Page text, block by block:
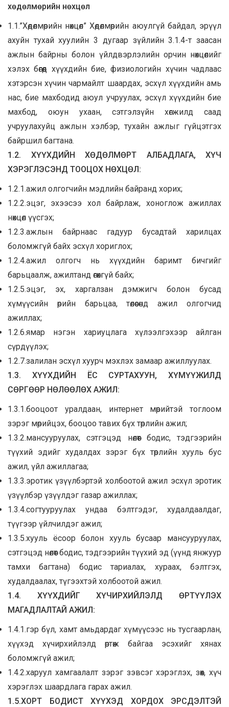
хөдөлмөрийн нөхцөл
1.1.”Хөдөлмөрийн нөхцөл” Хөдөлмөрийн аюулгүй байдал, эрүүл
ахуйн тухай хуулийн 3 дугаар зүйлийн 3.1.4-т заасан
ажлын байрны болон үйлдвэрлэлийн орчин нөхцөлийг
хэлэх бөгөөд хүүхдийн бие, физиологийн хүчин чадлаас
хэтэрсэн хүчин чармайлт шаардах, эсхүл хүүхдийн амь
нас, бие махбодид аюул учруулах, эсхүл хүүхдийн бие
махбод, оюун ухаан, сэтгэлзүйн хөгжилд саад
учруулахуйц ажлын хэлбэр, тухайн ажлыг гүйцэтгэх
байршил багтана.
1.2. ХҮҮХДИЙН ХӨДӨЛМӨРТ АЛБАДЛАГА, ХҮЧ
ХЭРЭГЛЭСЭНД ТООЦОХ НӨХЦӨЛ:
1.2.1.ажил олгогчийн мэдлийн байранд хорих;
1.2.2.эцэг, эхээсээ хол байрлаж, хоноглож ажиллах
нөхцөл үүсгэх;
1.2.3.ажлын байрнаас гадуур бусадтай харилцах
боломжгүй байх эсхүл хориглох;
1.2.4.ажил олгогч нь хүүхдийн баримт бичгийг
барьцаалж, ажилтанд өгөхгүй байх;
1.2.5.эцэг, эх, харгалзан дэмжигч болон бусад
хүмүүсийн өрийн барьцаа, төлөөсөнд ажил олгогчид
ажиллах;
1.2.6.ямар нэгэн хариуцлага хүлээлгэхээр айлган
сүрдүүлэх;
1.2.7.залилан эсхүл хуурч мэхлэх замаар ажиллуулах.
1.3. ХҮҮХДИЙН ЁС СУРТАХУУН, ХҮМҮҮЖИЛД
СӨРГӨӨР НӨЛӨӨЛӨХ АЖИЛ:
1.3.1.бооцоот уралдаан, интернет мөрийтэй тоглоом
зэрэг мөрийцэх, бооцоо тавих бүх төрлийн ажил;
1.3.2.мансууруулах, сэтгэцэд нөлөөт бодис, тэдгээрийн
түүхий эдийг худалдах зэрэг бүх төрлийн хууль бус
ажил, үйл ажиллагаа;
1.3.3.эротик үзүүлбэртэй холбоотой ажил эсхүл эротик
үзүүлбэр үзүүлдэг газар ажиллах;
1.3.4.согтууруулах ундаа бэлтгэдэг, худалдаалдаг,
түүгээр үйлчилдэг ажил;
1.3.5.хууль ёсоор болон хууль бусаар мансууруулах,
сэтгэцэд нөлөөт бодис, тэдгээрийн түүхий эд (үүнд янжуур
тамхи багтана) бодис тариалах, хураах, бэлтгэх,
худалдаалах, түгээхтэй холбоотой ажил.
1.4. ХҮҮХДИЙГ ХҮЧИРХИЙЛЭЛД ӨРТҮҮЛЭХ
МАГАДЛАЛТАЙ АЖИЛ:
1.4.1.гэр бүл, хамт амьдардаг хүмүүсээс нь тусгаарлан,
хүүхэд хүчирхийлэлд өртөж байгаа эсэхийг хянах
боломжгүй ажил;
1.4.2.харуул хамгаалалт зэрэг зэвсэг хэрэглэх, зөөх, хүч
хэрэглэх шаардлага гарах ажил.
1.5.ХОРТ БОДИСТ ХҮҮХЭД ХОРДОХ ЭРСДЭЛТЭЙ